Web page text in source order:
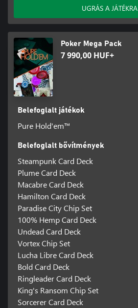
UGRÁS A JÁTÉKRA
Poker Mega Pack
7 990,00 HUF+
Belefoglalt játékok
Pure Hold'em™
Belefoglalt bővítmények
Steampunk Card Deck
Plume Card Deck
Macabre Card Deck
Hamilton Card Deck
Paradise City Chip Set
100% Hemp Card Deck
Undead Card Deck
Vortex Chip Set
Lucha Libre Card Deck
Bold Card Deck
Ringleader Card Deck
King's Ransom Chip Set
Sorcerer Card Deck